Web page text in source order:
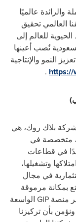
والرائدة عالميًا
العالمي تحقيق
للعالم إلى
نُصب أعينها
النمو والإنتاجية
https://
.
لشركة بلاك روك، هي
متخصصة في
في قطاعات
وتشغيلها،
في مجال
بمكانة مرموقة
منصة GIP الواسعة
أمريكي. ونؤمن بأن تركيزنا